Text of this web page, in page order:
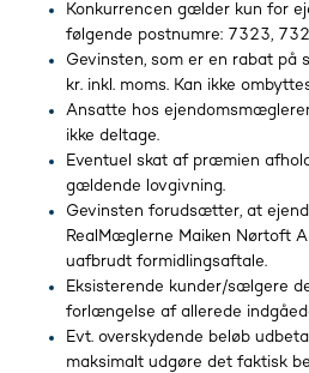
Konkurrencen gælder kun for
følgende postnumre: 7323,
Gevinsten, som er en rabat på
kr. inkl. moms. Kan ikke
Ansatte hos
ikke deltage.
Eventuel skat af præmien
gældende lovgivning.
Gevinsten forudsætter, at
RealMæglerne Maiken Nørtoft
uafbrudt formidlingsaftale.
Eksisterende kunder/sælgere
forlængelse af allerede
Evt. overskydende beløb
maksimalt udgøre det faktisk